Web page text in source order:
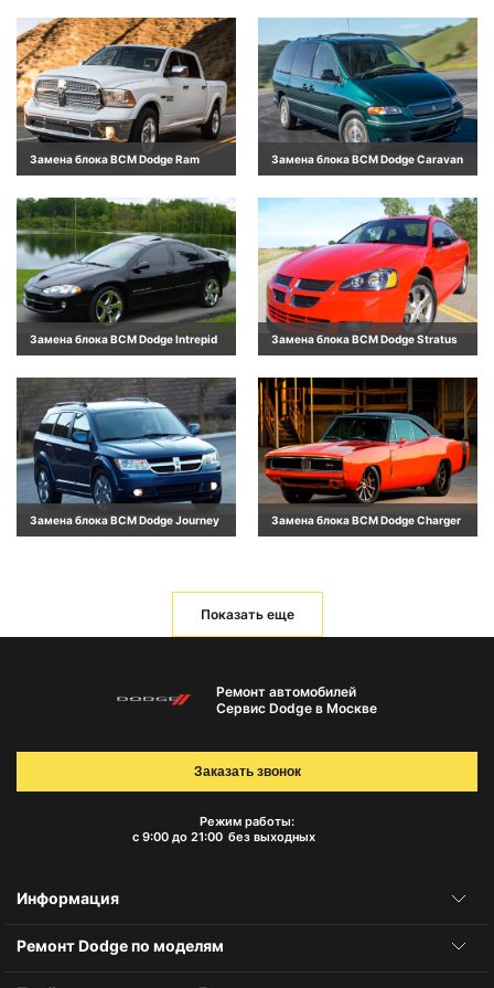
Замена блока BCM Dodge Ram Замена блока BCM Dodge Caravan
Замена блока BCM Dodge Intrepid Замена блока BCM Dodge Stratus
Замена блока BCM Dodge Journey Замена блока BCM Dodge Charger
Показать еще
Ремонт автомобилей
Сервис Dodge в Москве
Режим работы:
с 9:00 до 21:00 без выходных
Заказать звонок
Информация
Ремонт Dodge по моделям